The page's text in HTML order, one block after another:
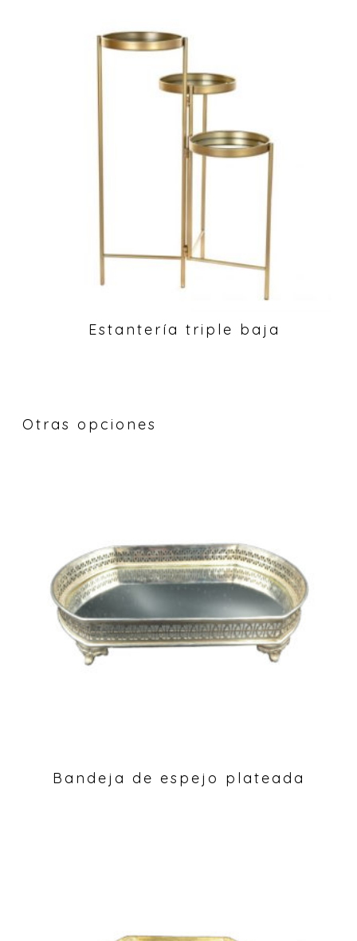
Estantería triple baja
Otras opciones
Bandeja de espejo plateada